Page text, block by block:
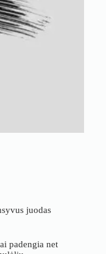
juodas
padengia net